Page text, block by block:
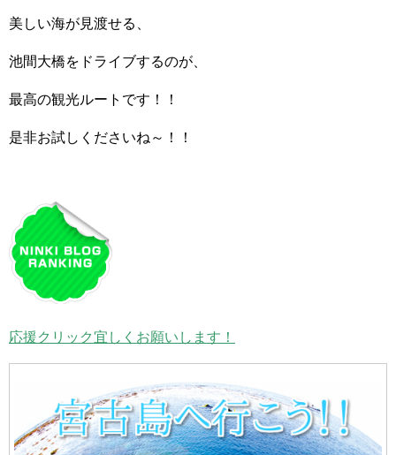
美しい海が見渡せる、
池間大橋をドライブするのが、
最高の観光ルートです！！
是非お試しくださいね～！！
応援クリック宜しくお願いします！